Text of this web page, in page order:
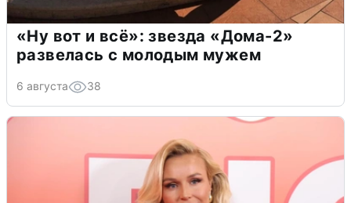
«Ну вот и всё»: звезда «Дома-2»
развелась с молодым мужем
6 августа 38